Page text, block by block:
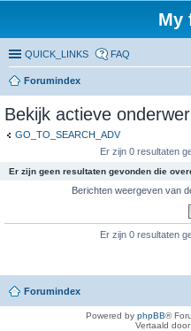
My
QUICK_LINKS FAQ
Forumindex
Bekijk actieve
GO_TO_SEARCH_ADV
Er zijn 0 resultaten
Er zijn geen resultaten gevonden die
Berichten weergeven van
Er zijn 0 resultaten
Forumindex
Powered by phpBB®
Vertaald door